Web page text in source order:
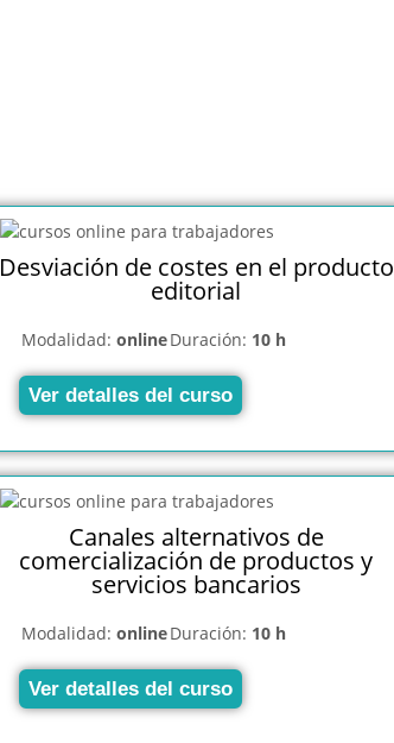
Desviación de costes en el producto
editorial
Modalidad: onlineDuración: 10 h
Ver detalles del curso
Canales alternativos de
comercialización de productos y
servicios bancarios
Modalidad: onlineDuración: 10 h
Ver detalles del curso